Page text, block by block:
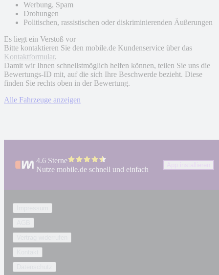
Werbung, Spam
Drohungen
Politischen, rassistischen oder diskriminierenden Äußerungen
Es liegt ein Verstoß vor
Bitte kontaktieren Sie den mobile.de Kundenservice über das
Kontaktformular.
Damit wir Ihnen schnellstmöglich helfen können, teilen Sie uns die
Bewertungs-ID mit, auf die sich Ihre Beschwerde bezieht. Diese
finden Sie rechts oben in der Bewertung.
Alle Fahrzeuge anzeigen
4.6 Sterne
Nutze mobile.de schnell und einfach